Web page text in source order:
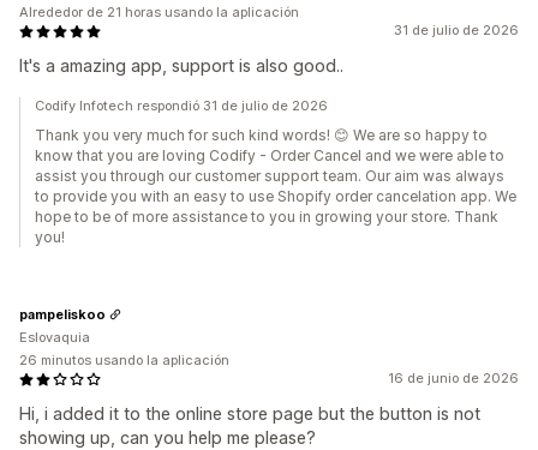
31 de julio de 2026
It's a amazing app, support is also good..
Alrededor de 21 horas usando la aplicación
Codify Infotech respondió 31 de julio de 2026
Thank you very much for such kind words! 😊 We are so happy to
know that you are loving Codify - Order Cancel and we were able to
assist you through our customer support team. Our aim was always
to provide you with an easy to use Shopify order cancelation app. We
hope to be of more assistance to you in growing your store. Thank
you!
16 de junio de 2026
Hi, i added it to the online store page but the button is not
showing up, can you help me please?
pampeliskoo
Eslovaquia
26 minutos usando la aplicación